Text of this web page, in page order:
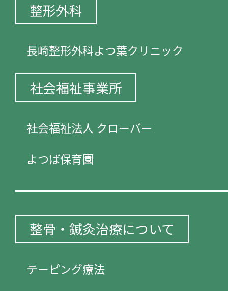
整形外科
長崎整形外科よつ葉クリニック
社会福祉事業所
社会福祉法人 クローバー
よつば保育園
整骨・鍼灸治療について
テーピング療法